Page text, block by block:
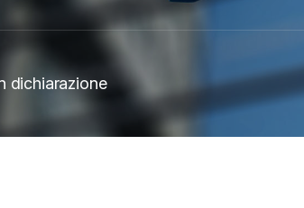
dichiarazione